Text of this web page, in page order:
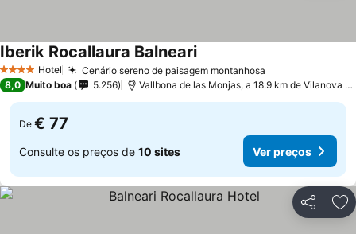
4 EstrelasHotel Cenário sereno de paisagem montanhosa
Iberik Rocallaura Balneari
8,0 Muito boa 5.256 Vallbona de las Monjas, a 18.9 km de Vilanova de Bellpuig
De € 77
Consulte os preços de 10 sites Ver preços
Partilhar